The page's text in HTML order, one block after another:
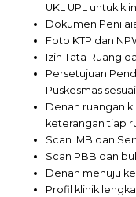
UKL UPL untuk
Dokumen
Foto KTP dan
Izin Tata Ruang
Persetujuan
Puskesmas
Denah ruangan
keterangan tiap
Scan IMB dan
Scan PBB dan
Denah menuju
Profil klinik